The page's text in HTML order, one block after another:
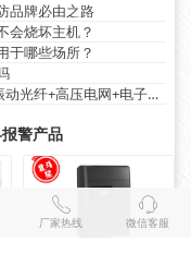
警产品
品牌必由之路
会烧坏主机？
于哪些场所？
2023周界案例赏析|振动光纤+高压电网+电子围栏篇
ꂅ
厂家热线
ꁱ
微信客服